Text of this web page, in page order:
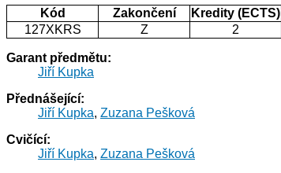
Kód
Zakončení Kredity (ECTS)
127XKRS
Z 2
Garant předmětu:
Jiří Kupka
Přednášející:
Jiří Kupka, Zuzana Pešková
Cvičící:
Jiří Kupka, Zuzana Pešková